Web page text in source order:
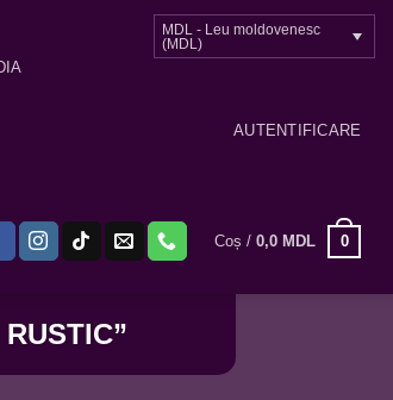
MDL - Leu moldovenesc
(MDL)
AUTENTIFICARE
Coș /0,0 MDL 0